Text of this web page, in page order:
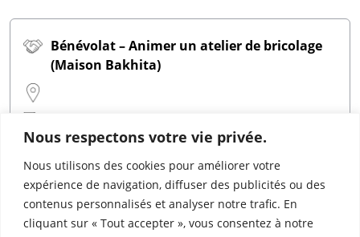
Nous respectons votre vie privée.
Nous utilisons des cookies pour améliorer votre
expérience de navigation, diffuser des publicités ou des
contenus personnalisés et analyser notre trafic. En
cliquant sur « Tout accepter », vous consentez à notre
Bénévolat – Animer un atelier de bricolage
(Maison Bakhita)
Publié le14 octobre 2025
Détail de l'offre